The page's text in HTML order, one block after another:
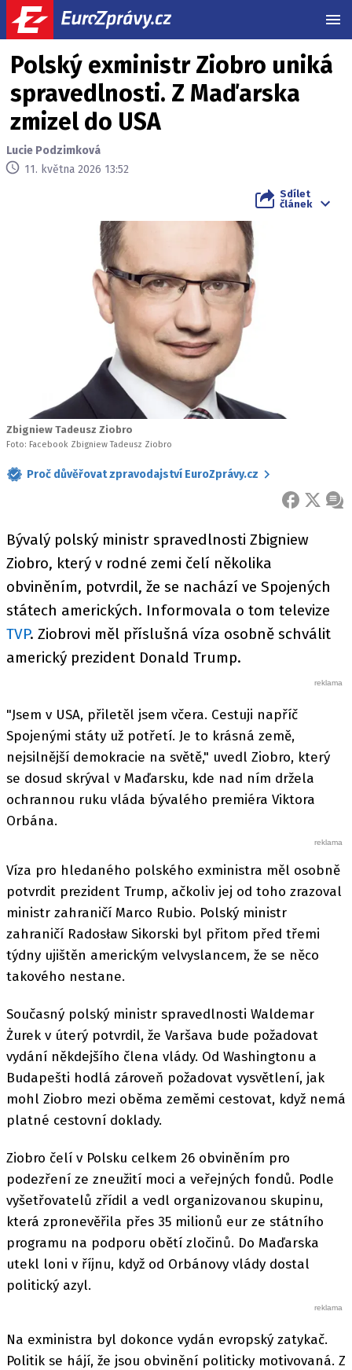
Polský exministr Ziobro uniká
spravedlnosti. Z Maďarska
zmizel do USA
Lucie Podzimková
11. května 2026 13:52
Sdílet
článek
Zbigniew Tadeusz Ziobro
Foto: Facebook Zbigniew Tadeusz Ziobro
Proč důvěřovat zpravodajství EuroZprávy.cz
FACEBOOK
X
Bývalý polský ministr spravedlnosti Zbigniew
Ziobro, který v rodné zemi čelí několika
obviněním, potvrdil, že se nachází ve Spojených
státech amerických. Informovala o tom televize
TVP. Ziobrovi měl příslušná víza osobně schválit
americký prezident Donald Trump.
"Jsem v USA, přiletěl jsem včera. Cestuji napříč
Spojenými státy už potřetí. Je to krásná země,
nejsilnější demokracie na světě," uvedl Ziobro, který
se dosud skrýval v Maďarsku, kde nad ním držela
ochrannou ruku vláda bývalého premiéra Viktora
Orbána.
Víza pro hledaného polského exministra měl osobně
potvrdit prezident Trump, ačkoliv jej od toho zrazoval
ministr zahraničí Marco Rubio. Polský ministr
zahraničí Radosław Sikorski byl přitom před třemi
týdny ujištěn americkým velvyslancem, že se něco
takového nestane.
Současný polský ministr spravedlnosti Waldemar
Żurek v úterý potvrdil, že Varšava bude požadovat
vydání někdejšího člena vlády. Od Washingtonu a
Budapešti hodlá zároveň požadovat vysvětlení, jak
mohl Ziobro mezi oběma zeměmi cestovat, když nemá
platné cestovní doklady.
Ziobro čelí v Polsku celkem 26 obviněním pro
podezření ze zneužití moci a veřejných fondů. Podle
vyšetřovatelů zřídil a vedl organizovanou skupinu,
která zpronevěřila přes 35 milionů eur ze státního
programu na podporu obětí zločinů. Do Maďarska
utekl loni v říjnu, když od Orbánovy vlády dostal
politický azyl.
Na exministra byl dokonce vydán evropský zatykač.
Politik se hájí, že jsou obvinění politicky motivovaná. Z